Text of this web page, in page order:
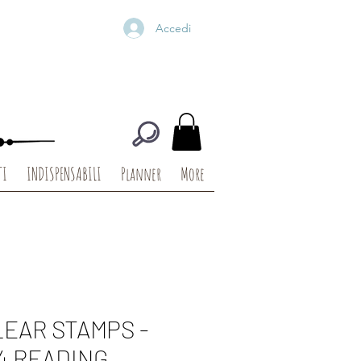
Accedi
INDISPENSABILI Planner More
STAMPS -